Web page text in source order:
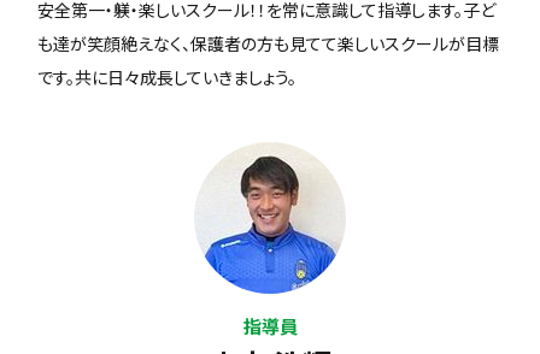
安全第一・躾・楽しいスクール！！を常に意識して指導します。子ど
も達が笑顔絶えなく、保護者の方も見てて楽しいスクールが目標
です。共に日々成長していきましょう。
指導員